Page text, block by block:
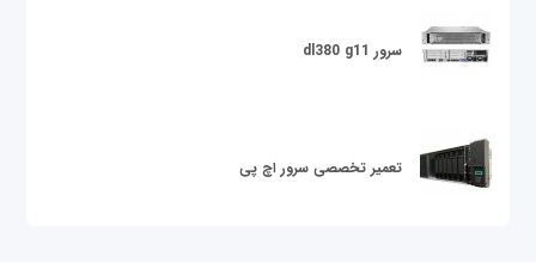
سرور dl380 g11
تعمیر تخصصی سرور اچ پی